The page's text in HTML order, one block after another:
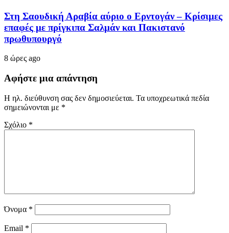
Στη Σαουδική Αραβία αύριο ο Ερντογάν – Κρίσιμες
επαφές με πρίγκιπα Σαλμάν και Πακιστανό
πρωθυπουργό
8 ώρες ago
Αφήστε μια απάντηση
Η ηλ. διεύθυνση σας δεν δημοσιεύεται. Τα υποχρεωτικά πεδία
σημειώνονται με *
Σχόλιο *
Όνομα *
Email *